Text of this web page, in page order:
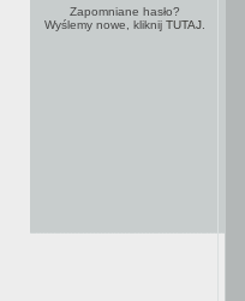
Zapomniane hasło?
Wyślemy nowe, kliknij TUTAJ.